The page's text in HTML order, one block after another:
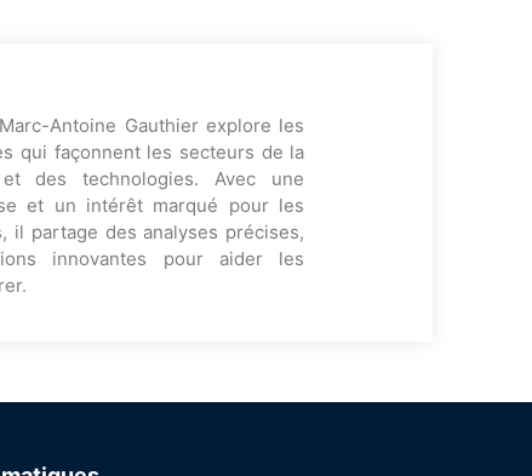
Antoine Gauthier explore les
qui façonnent les secteurs de la
des technologies. Avec une
et un intérêt marqué pour les
il partage des analyses précises,
innovantes pour aider les